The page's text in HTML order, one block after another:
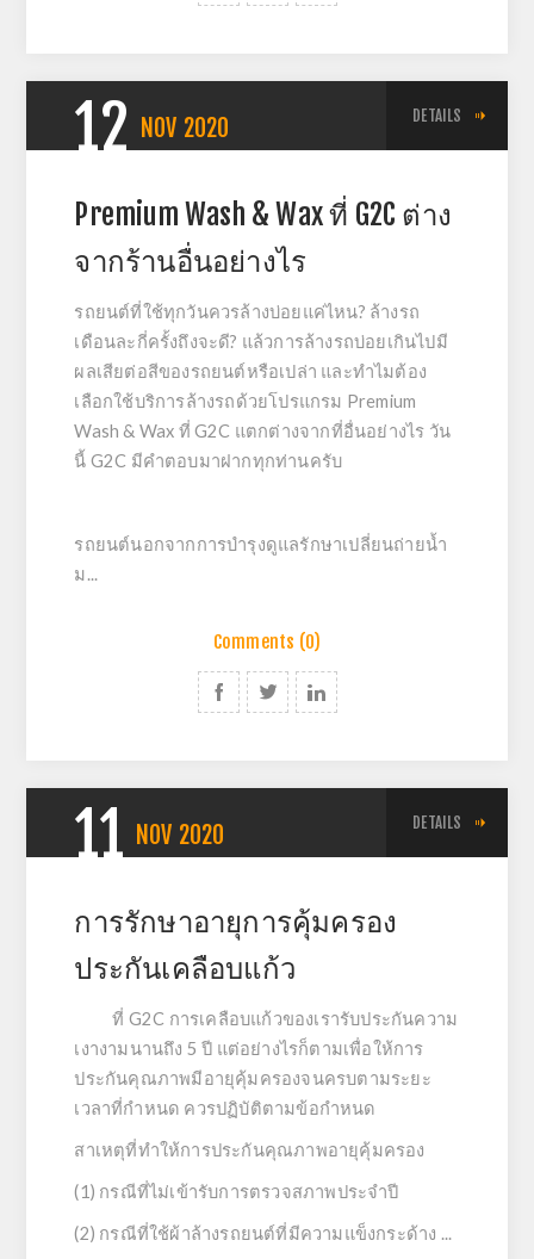
12 NOV 2020 DETAILS
Premium Wash & Wax ที่ G2C ต่าง
จากร้านอื่นอย่างไร
รถยนต์ที่ใช้ทุกวันควรล้างบ่อยแค่ไหน? ล้างรถ
เดือนละกี่ครั้งถึงจะดี? แล้วการล้างรถบ่อยเกินไปมี
ผลเสียต่อสีของรถยนต์หรือเปล่า และทำไมต้อง
เลือกใช้บริการล้างรถด้วยโปรแกรม Premium
Wash & Wax ที่ G2C แตกต่างจากที่อื่นอย่างไร วัน
นี้ G2C มีคำตอบมาฝากทุกท่านครับ
รถยนต์นอกจากการบำรุงดูแลรักษาเปลี่ยนถ่ายน้ำ
ม...
Comments (0)
11 NOV 2020 DETAILS
การรักษาอายุการคุ้มครอง
ประกันเคลือบแก้ว
ที่ G2C การเคลือบแก้วของเรารับประกันความ
เงางามนานถึง 5 ปี แต่อย่างไรก็ตามเพื่อให้การ
ประกันคุณภาพมีอายุคุ้มครองจนครบตามระยะ
เวลาที่กำหนด ควรปฏิบัติตามข้อกำหนด
สาเหตุที่ทำให้การประกันคุณภาพอายุคุ้มครอง
(1) กรณีที่ไม่เข้ารับการตรวจสภาพประจำปี
(2) กรณีที่ใช้ผ้าล้างรถยนต์ที่มีความแข็งกระด้าง ...